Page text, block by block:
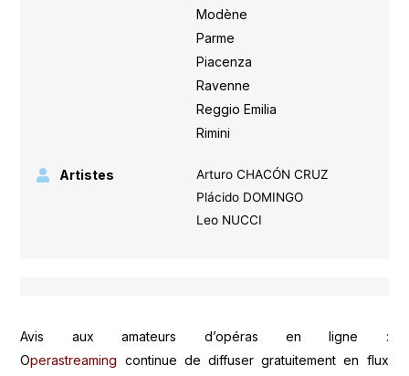
Modène
Parme
Piacenza
Ravenne
Reggio Emilia
Rimini
Artistes
Arturo CHACÓN CRUZ
Plácido DOMINGO
Leo NUCCI
Avis aux amateurs d’opéras en ligne :
Operastreaming continue de diffuser gratuitement en flux